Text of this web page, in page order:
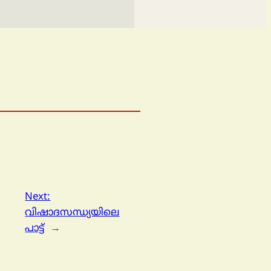
Next:
വിഷാദസന്ധ്യയിലെ
പാട്ട് →